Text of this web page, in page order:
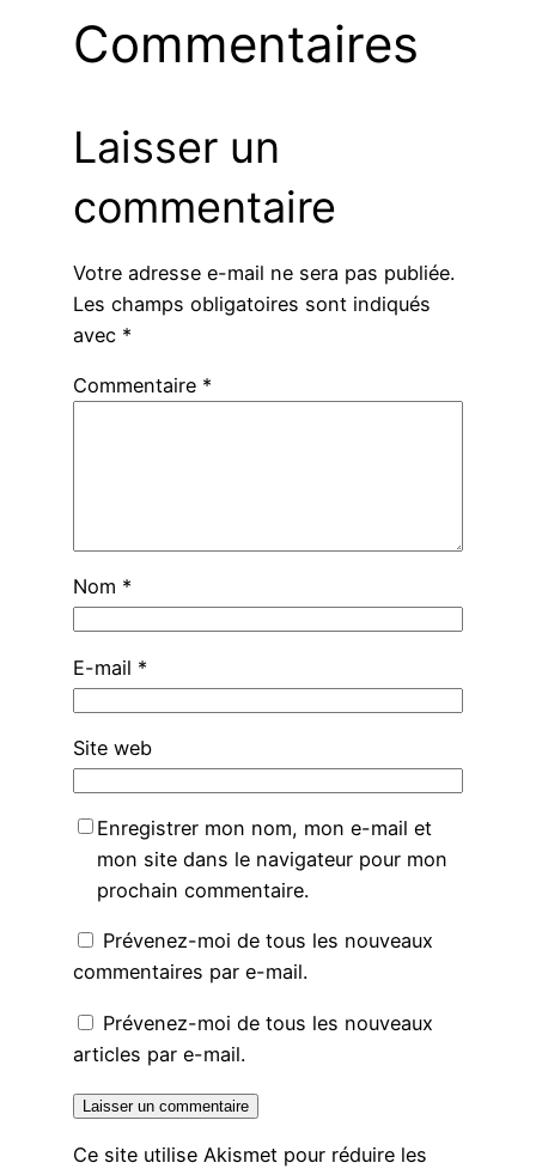
Commentaires
Laisser un
commentaire
Votre adresse e-mail ne sera pas publiée.
Les champs obligatoires sont indiqués
avec *
Commentaire *
Nom *
E-mail *
Site web
Enregistrer mon nom, mon e-mail et
mon site dans le navigateur pour mon
prochain commentaire.
Prévenez-moi de tous les nouveaux
commentaires par e-mail.
Prévenez-moi de tous les nouveaux
articles par e-mail.
Ce site utilise Akismet pour réduire les